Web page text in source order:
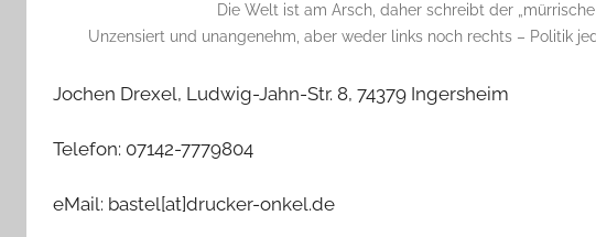
Die Welt ist am Arsch, daher schreibt der
Unzensiert und unangenehm, aber weder links noch rechts – Politik
Jochen Drexel, Ludwig-Jahn-Str. 8, 74379 Ingersheim
Telefon: 07142-7779804
eMail: bastel[at]drucker-onkel.de